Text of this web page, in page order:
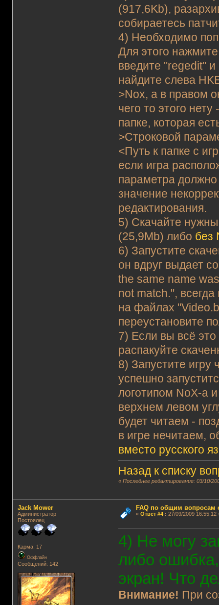
(917,6Kb),
собираетесь
4) Необходимо
Для этого
введите "regedit"
найдите слева
>Nox, а в правом
чего то этого
папке, которая
>Строковой
<Путь к папке с
если игра
параметра
значение
редактирования.
5) Скачайте
(25,9Mb) либо без
6) Запустите
он вдруг выдает
the same name
not match.",
на файлах
переустановите
7) Если вы всё
распакуйте
8) Запустите
успешно
логотипом NoX-а
верхнем левом
будет читаем -
в игре нечитаем,
вместо русского
Назад к списку
«Последнее редактирование: 03/10/
Jack Mower
Администратор
Постоялец
Карма: 17
Оффлайн
Сообщений: 142
FAQ по общим вопросам
« Ответ #4: 27/09/2009 16:55:12
4) Не могу
либо
экран! Что
Внимание! При